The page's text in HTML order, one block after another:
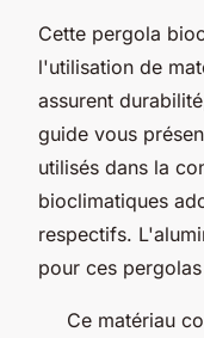
Cette pergola
l'utilisation de
assurent
guide vous
utilisés dans la
bioclimatiques
respectifs.
pour ces
Ce matériau